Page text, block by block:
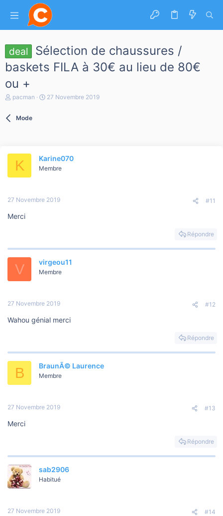
deal
Sélection de chaussures /
baskets FILA à 30€ au lieu de 80€
ou +
A
e
d
c
s
n
pacman
D
b
u
27 Novembre 2019
Mode
K Karine070
Membre
27 Novembre 2019 #11
Merci
Répondre
V virgeou11
Membre
27 Novembre 2019 #12
Wahou génial merci
Répondre
B BraunÃ© Laurence
Membre
27 Novembre 2019 #13
Merci
Répondre
sab2906
Habitué
27 Novembre 2019 #14